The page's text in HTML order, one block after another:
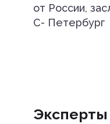
от России,
С- Петербург